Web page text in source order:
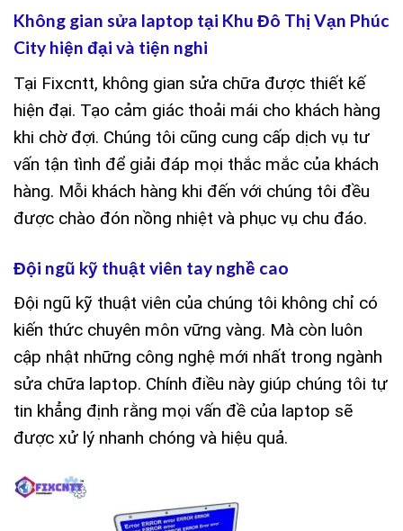
Không gian sửa laptop tại Khu Đô Thị Vạn Phúc
City hiện đại và tiện nghi
Tại Fixcntt, không gian sửa chữa được thiết kế
hiện đại. Tạo cảm giác thoải mái cho khách hàng
khi chờ đợi. Chúng tôi cũng cung cấp dịch vụ tư
vấn tận tình để giải đáp mọi thắc mắc của khách
hàng. Mỗi khách hàng khi đến với chúng tôi đều
được chào đón nồng nhiệt và phục vụ chu đáo.
Đội ngũ kỹ thuật viên tay nghề cao
Đội ngũ kỹ thuật viên của chúng tôi không chỉ có
kiến thức chuyên môn vững vàng. Mà còn luôn
cập nhật những công nghệ mới nhất trong ngành
sửa chữa laptop. Chính điều này giúp chúng tôi tự
tin khẳng định rằng mọi vấn đề của laptop sẽ
được xử lý nhanh chóng và hiệu quả.